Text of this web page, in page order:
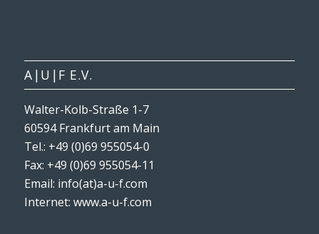
A|U|F E.V.
Walter-Kolb-Straße 1-7
60594 Frankfurt am Main
Tel.: +49 (0)69 955054-0
Fax: +49 (0)69 955054-11
Email: info(at)a-u-f.com
Internet: www.a-u-f.com